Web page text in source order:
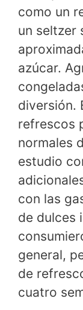
como un
un seltzer
azúcar.
diversión.
refrescos
normales
estudio
con las
de dulces
general,
de
cuatro